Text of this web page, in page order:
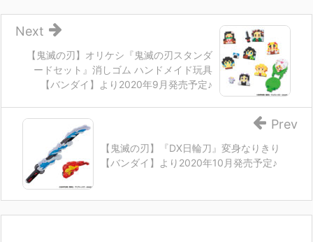
【鬼滅の刃】オリケシ『鬼滅の刃スタンダ
ードセット』消しゴム ハンドメイド玩具
【バンダイ】より2020年9月発売予定♪
Next
【鬼滅の刃】『DX日輪刀』変身なりきり
【バンダイ】より2020年10月発売予定♪
Prev